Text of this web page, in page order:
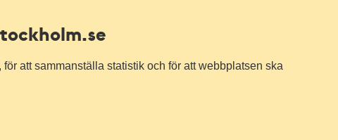
att sammanställa statistik och för att webbplatsen ska